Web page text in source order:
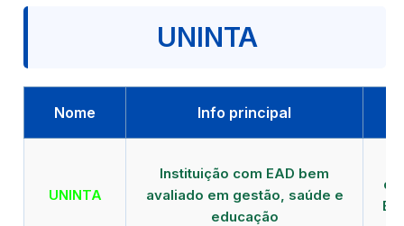
UNINTA
Nome Info principal
UNINTA
Instituição com EAD bem
avaliado em gestão, saúde e
educação